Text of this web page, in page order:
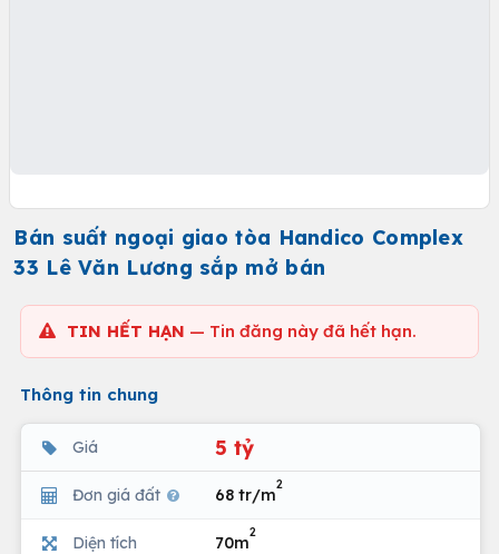
Bán suất ngoại giao tòa Handico Complex
33 Lê Văn Lương sắp mở bán
TIN HẾT HẠN — Tin đăng này đã hết hạn.
Thông tin chung
Giá 5 tỷ
Đơn giá đất 68 tr/m
2
Diện tích 70m
2